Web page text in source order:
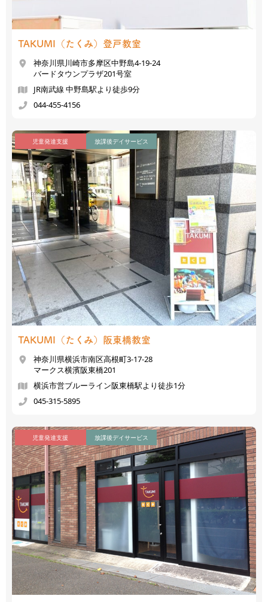
TAKUMI（たくみ） 登戸教室
神奈川県川崎市多摩区中野島4-19-24
バードタウンプラザ201号室
JR南武線 中野島駅より徒歩9分
044-455-4156
TAKUMI（たくみ） 阪東橋教室
児童発達支援 放課後デイサービス
神奈川県横浜市南区高根町3-17-28
マークス横濱阪東橋201
横浜市営ブルーライン阪東橋駅より徒歩1分
045-315-5895
児童発達支援 放課後デイサービス